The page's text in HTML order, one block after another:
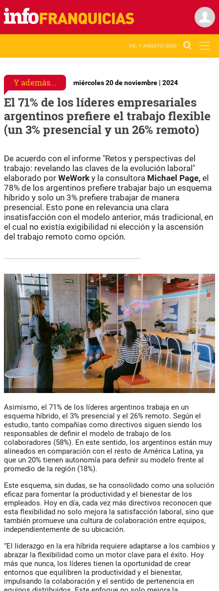
VIE. 7 AGOSTO 2026
Y además... miércoles 20 de noviembre | 2024
El 71% de los líderes empresariales
argentinos prefiere el trabajo flexible
(un 3% presencial y un 26% remoto)
De acuerdo con el informe "Retos y perspectivas del
trabajo: revelando las claves de la evolución laboral"
elaborado por WeWork y la consultora Michael Page, el
78% de los argentinos prefiere trabajar bajo un esquema
híbrido y solo un 3% prefiere trabajar de manera
presencial. Esto pone en relevancia una clara
insatisfacción con el modelo anterior, más tradicional, en
el cual no existía exigibilidad ni elección y la ascensión
del trabajo remoto como opción.
Asimismo, el 71% de los líderes argentinos trabaja en un
esquema híbrido, el 3% presencial y el 26% remoto. Según el
estudio, tanto compañías como directivos siguen siendo los
responsables de definir el modelo de trabajo de los
colaboradores (58%). En este sentido, los argentinos están muy
alineados en comparación con el resto de América Latina, ya
que un 20% tienen autonomía para definir su modelo frente al
promedio de la región (18%).
Este esquema, sin dudas, se ha consolidado como una solución
eficaz para fomentar la productividad y el bienestar de los
empleados. Hoy en día, cada vez más directivos reconocen que
esta flexibilidad no solo mejora la satisfacción laboral, sino que
también promueve una cultura de colaboración entre equipos,
independientemente de su ubicación.
“El liderazgo en la era híbrida requiere adaptarse a los cambios y
abrazar la flexibilidad como un motor clave para el éxito. Hoy
más que nunca, los líderes tienen la oportunidad de crear
entornos que equilibren la productividad y el bienestar,
impulsando la colaboración y el sentido de pertenencia en